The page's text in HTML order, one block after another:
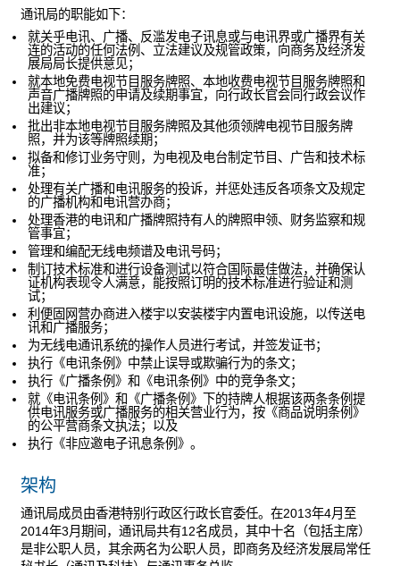
通讯局的职能如下：
就关乎电讯、广播、反滥发电子讯息或与电讯界或广播界有关
连的活动的任何法例、立法建议及规管政策，向商务及经济发
展局局长提供意见；
就本地免费电视节目服务牌照、本地收费电视节目服务牌照和
声音广播牌照的申请及续期事宜，向行政长官会同行政会议作
出建议；
批出非本地电视节目服务牌照及其他须领牌电视节目服务牌
照，并为该等牌照续期；
拟备和修订业务守则，为电视及电台制定节目、广告和技术标
准；
处理有关广播和电讯服务的投诉，并惩处违反各项条文及规定
的广播机构和电讯营办商；
处理香港的电讯和广播牌照持有人的牌照申领、财务监察和规
管事宜；
管理和编配无线电频谱及电讯号码；
制订技术标准和进行设备测试以符合国际最佳做法，并确保认
证机构表现令人满意，能按照订明的技术标准进行验证和测
试；
利便固网营办商进入楼宇以安装楼宇内置电讯设施，以传送电
讯和广播服务；
为无线电通讯系统的操作人员进行考试，并签发证书；
执行《电讯条例》中禁止误导或欺骗行为的条文；
执行《广播条例》和《电讯条例》中的竞争条文；
就《电讯条例》和《广播条例》下的持牌人根据该两条条例提
供电讯服务或广播服务的相关营业行为，按《商品说明条例》
的公平营商条文执法；以及
执行《非应邀电子讯息条例》。
架构
通讯局成员由香港特别行政区行政长官委任。在2013年4月至
2014年3月期间，通讯局共有12名成员，其中十名（包括主席）
是非公职人员，其余两名为公职人员，即商务及经济发展局常任